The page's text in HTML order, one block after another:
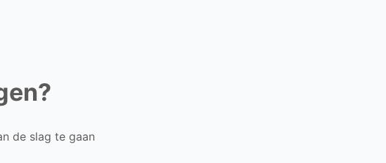
de slag te gaan